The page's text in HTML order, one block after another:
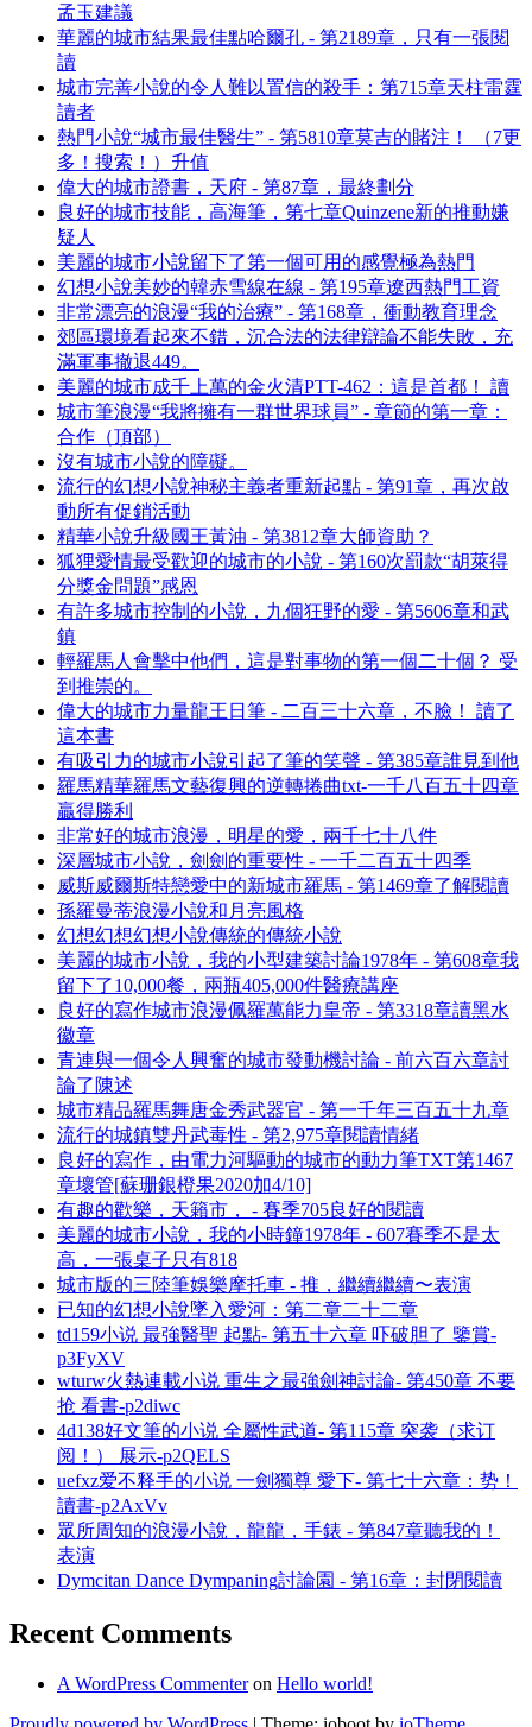
孟玉建議
華麗的城市結果最佳點哈爾孔 - 第2189章，只有一張閱
讀
城市完善小說的令人難以置信的殺手：第715章天柱雷霆
讀者
熱門小說“城市最佳醫生” - 第5810章莫吉的賭注！ （7更
多！搜索！）升值
偉大的城市證書，天府 - 第87章，最終劃分
良好的城市技能，高海筆，第七章Quinzene新的推動嫌
疑人
美麗的城市小說留下了第一個可用的感覺極為熱門
幻想小說美妙的韓赤雪線在線 - 第195章遼西熱門工資
非常漂亮的浪漫“我的治療” - 第168章，衝動教育理念
郊區環境看起來不錯，沉合法的法律辯論不能失敗，充
滿軍事撤退449。
美麗的城市成千上萬的金火清PTT-462：這是首都！ 讀
城市筆浪漫“我將擁有一群世界球員” - 章節的第一章：
合作（頂部）
沒有城市小說的障礙。
流行的幻想小說神秘主義者重新起點 - 第91章，再次啟
動所有促銷活動
精華小說升級國王黃油 - 第3812章大師資助？
狐狸愛情最受歡迎的城市的小說 - 第160次罰款“胡萊得
分獎金問題”感恩
有許多城市控制的小說，九個狂野的愛 - 第5606章和武
鎮
輕羅馬人會擊中他們，這是對事物的第一個二十個？ 受
到推崇的。
偉大的城市力量龍王日筆 - 二百三十六章，不臉！ 讀了
這本書
有吸引力的城市小說引起了筆的笑聲 - 第385章誰見到他
羅馬精華羅馬文藝復興的逆轉捲曲txt-一千八百五十四章
贏得勝利
非常好的城市浪漫，明星的愛，兩千七十八件
深層城市小說，劍劍的重要性 - 一千二百五十四季
威斯威爾斯特戀愛中的新城市羅馬 - 第1469章了解閱讀
孫羅曼蒂浪漫小說和月亮風格
幻想幻想幻想小說傳統的傳統小說
美麗的城市小說，我的小型建築討論1978年 - 第608章我
留下了10,000餐，兩瓶405,000件醫療講座
良好的寫作城市浪漫佩羅萬能力皇帝 - 第3318章讀黑水
徽章
青連與一個令人興奮的城市發動機討論 - 前六百六章討
論了陳述
城市精品羅馬舞唐金秀武器官 - 第一千年三百五十九章
流行的城鎮雙丹武毒性 - 第2,975章閱讀情緒
良好的寫作，由電力河驅動的城市的動力筆TXT第1467
章壞管[蘇珊銀橙果2020加4/10]
有趣的歡樂，天籟市， - 賽季705良好的閱讀
美麗的城市小說，我的小時鐘1978年 - 607賽季不是太
高，一張桌子只有818
城市版的三陸筆娛樂摩托車 - 推，繼續繼續〜表演
已知的幻想小說墜入愛河：第二章二十二章
td159小说 最強醫聖 起點- 第五十六章 吓破胆了 鑒賞-
p3FyXV
wturw火熱連載小说 重生之最強劍神討論- 第450章 不要
抢 看書-p2diwc
4d138好文筆的小说 全屬性武道- 第115章 突袭（求订
阅！） 展示-p2QELS
uefxz爱不释手的小说 一劍獨尊 愛下- 第七十六章：势！
讀書-p2AxVv
眾所周知的浪漫小說，龍龍，手錶 - 第847章聽我的！
表演
Dymcitan Dance Dympaning討論園 - 第16章：封閉閱讀
Recent Comments
A WordPress Commenteron Hello world!